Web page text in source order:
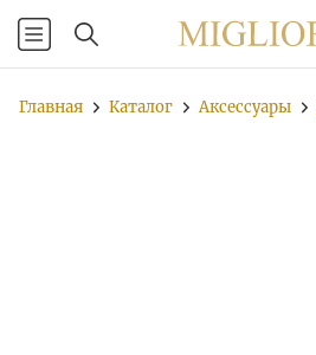
Главная Каталог Аксессуары